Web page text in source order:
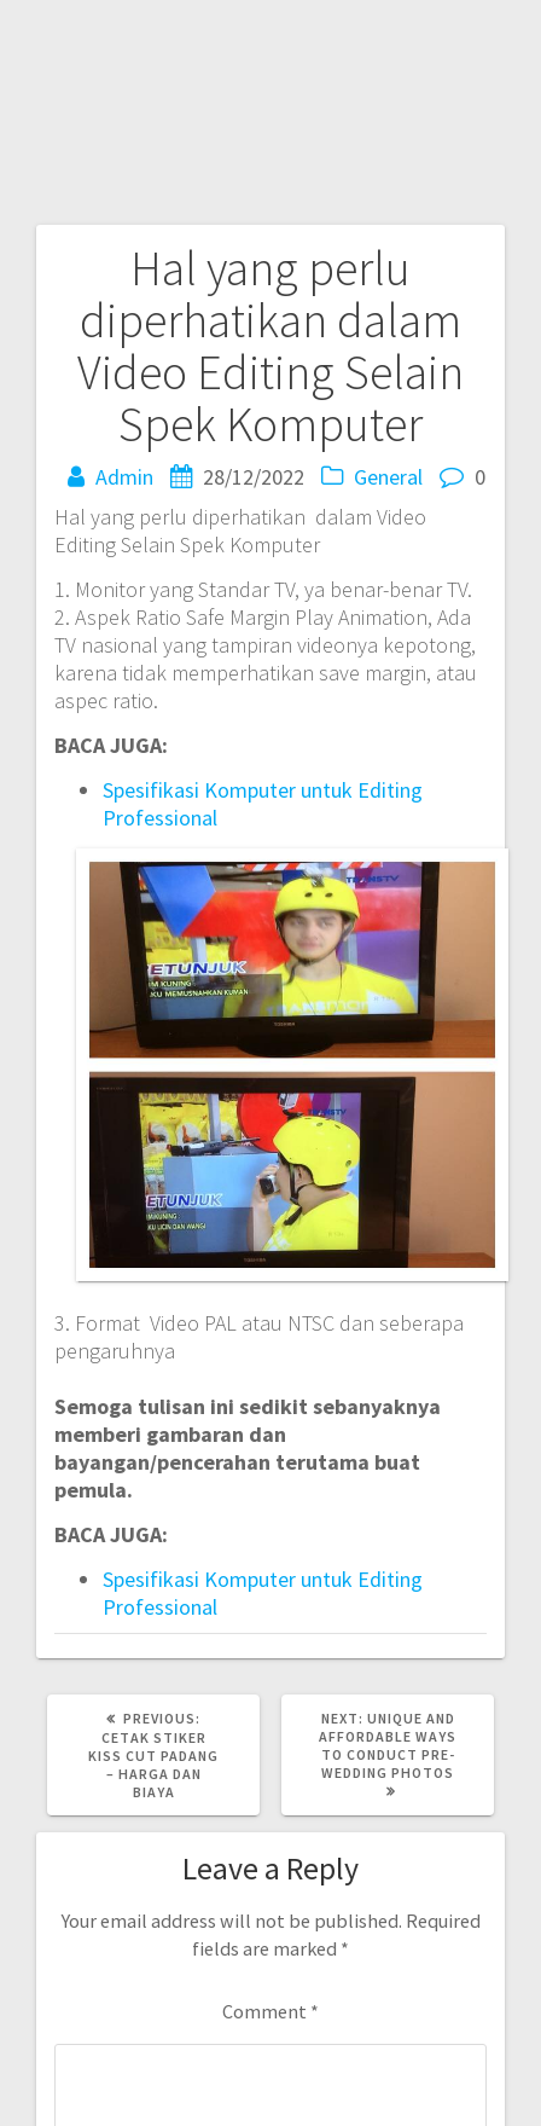
Hal yang perlu
diperhatikan dalam
Video Editing Selain
Spek Komputer
Admin 28/12/2022 General
0
Hal yang perlu diperhatikan dalam Video
Editing Selain Spek Komputer
1. Monitor yang Standar TV, ya benar-benar TV.
2. Aspek Ratio Safe Margin Play Animation, Ada
TV nasional yang tampiran videonya kepotong,
karena tidak memperhatikan save margin, atau
aspec ratio.
BACA JUGA:
Spesifikasi Komputer untuk Editing
Professional
3. Format Video PAL atau NTSC dan seberapa
pengaruhnya
Semoga tulisan ini sedikit sebanyaknya
memberi gambaran dan
bayangan/pencerahan terutama buat
pemula.
BACA JUGA:
Spesifikasi Komputer untuk Editing
Professional
Post
navigation
PREVIOUS:
POST:
CETAK STIKER
KISS CUT PADANG
– HARGA DAN
BIAYA
NEXT: NEXT
POST:
UNIQUE AND
AFFORDABLE WAYS
TO CONDUCT PRE-
WEDDING PHOTOS
Leave a Reply
Your email address will not be published. Required
fields are marked *
Comment *